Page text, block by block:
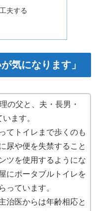
夫する
気になります」
の父と、夫・長男・
ます。
てトイレまで歩くのも
尿や便を失禁すること
ツを使用するようにな
にポータブルトイレを
っています。
治医からは年齢相応と